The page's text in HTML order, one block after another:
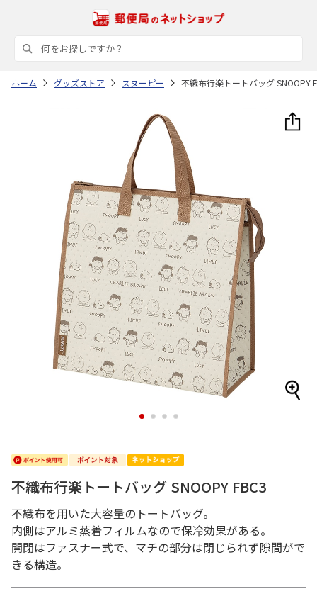
ホーム グッズストア スヌーピー 不織布行楽トートバッグ SNOOPY
1 2 3 4
不織布行楽トートバッグ SNOOPY FBC3
不織布を用いた大容量のトートバッグ。
内側はアルミ蒸着フィルムなので保冷効果がある。
開閉はファスナー式で、マチの部分は閉じられず隙間がで
きる構造。